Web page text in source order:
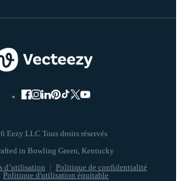
Eezy LLC Tous droits réservés
d’utilisation
Politique de confidentialité
Politique d'utilisation équitable